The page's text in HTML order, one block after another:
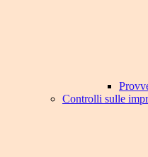
Controlli sulle